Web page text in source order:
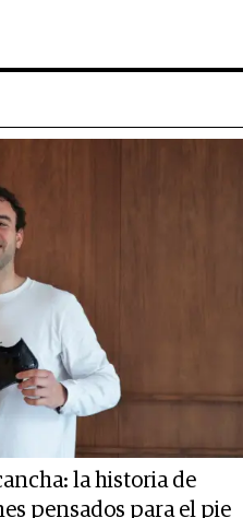
la historia de
pensados para el pie